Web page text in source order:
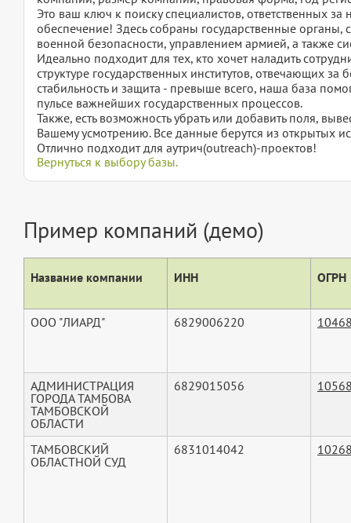
Это ваш ключ к поиску специалистов, ответственных
обеспечение! Здесь собраны государственные
военной безопасности, управлением армией, а также
Идеально подходит для тех, кто хочет наладить
структуре государственных институтов, отвечающих
стабильность и защита - превыше всего, наша база
пульсе важнейших государственных процессов.
Также, есть возможность убрать или добавить поля,
Вашему усмотрению. Все данные берутся из открытых
Отлично подходит для аутрич(outreach)-проектов!
Вернуться к выбору базы.
Пример компаний (демо)
Название компании ИНН ОГРН
ООО "ЛИАРД" 6829006220
АДМИНИСТРАЦИЯ
ГОРОДА ТАМБОВА
ТАМБОВСКОЙ
ОБЛАСТИ
6829015056
ТАМБОВСКИЙ
ОБЛАСТНОЙ СУД
6831014042